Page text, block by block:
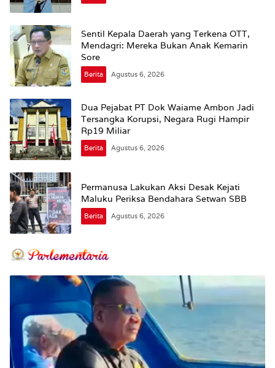
Sentil Kepala Daerah yang Terkena OTT,
Mendagri: Mereka Bukan Anak Kemarin
Sore
Berita Agustus 6, 2026
Dua Pejabat PT Dok Waiame Ambon Jadi
Tersangka Korupsi, Negara Rugi Hampir
Rp19 Miliar
Berita Agustus 6, 2026
Permanusa Lakukan Aksi Desak Kejati
Maluku Periksa Bendahara Setwan SBB
Berita Agustus 6, 2026